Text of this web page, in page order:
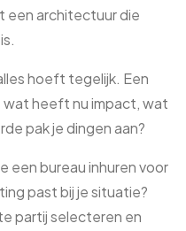
een architectuur die
hoeft tegelijk. Een
heeft nu impact, wat
pak je dingen aan?
een bureau inhuren voor
past bij je situatie?
partij selecteren en